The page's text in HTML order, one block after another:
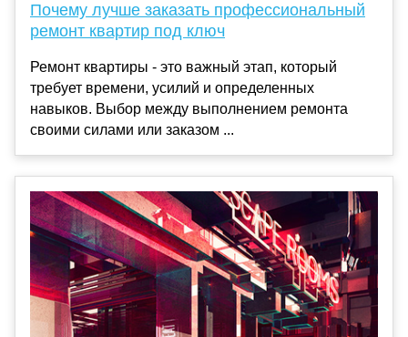
Почему лучше заказать профессиональный
ремонт квартир под ключ
Ремонт квартиры - это важный этап, который
требует времени, усилий и определенных
навыков. Выбор между выполнением ремонта
своими силами или заказом ...